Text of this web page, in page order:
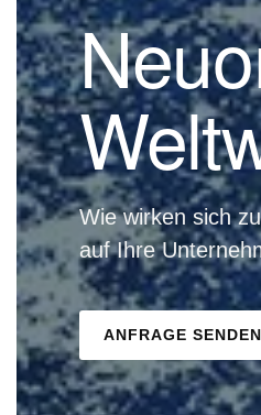
Wie wirken sich
auf Ihre
ANFRAGE SENDEN